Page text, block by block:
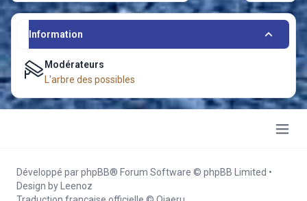
Information
Modérateurs
L'arbre des possibles
Développé parphpBB® Forum Software © phpBB Limited •
Design by
Leenoz